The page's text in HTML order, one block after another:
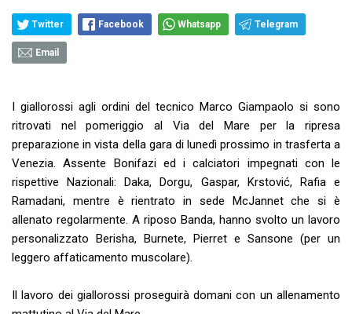
Twitter Facebook Whatsapp Telegram
Email
I giallorossi agli ordini del tecnico Marco Giampaolo si sono
ritrovati nel pomeriggio al Via del Mare per la ripresa
preparazione in vista della gara di lunedì prossimo in trasferta a
Venezia. Assente Bonifazi ed i calciatori impegnati con le
rispettive Nazionali: Daka, Dorgu, Gaspar, Krstović, Rafia e
Ramadani, mentre è rientrato in sede McJannet che si è
allenato regolarmente. A riposo Banda, hanno svolto un lavoro
personalizzato Berisha, Burnete, Pierret e Sansone (per un
leggero affaticamento muscolare).
Il lavoro dei giallorossi proseguirà domani con un allenamento